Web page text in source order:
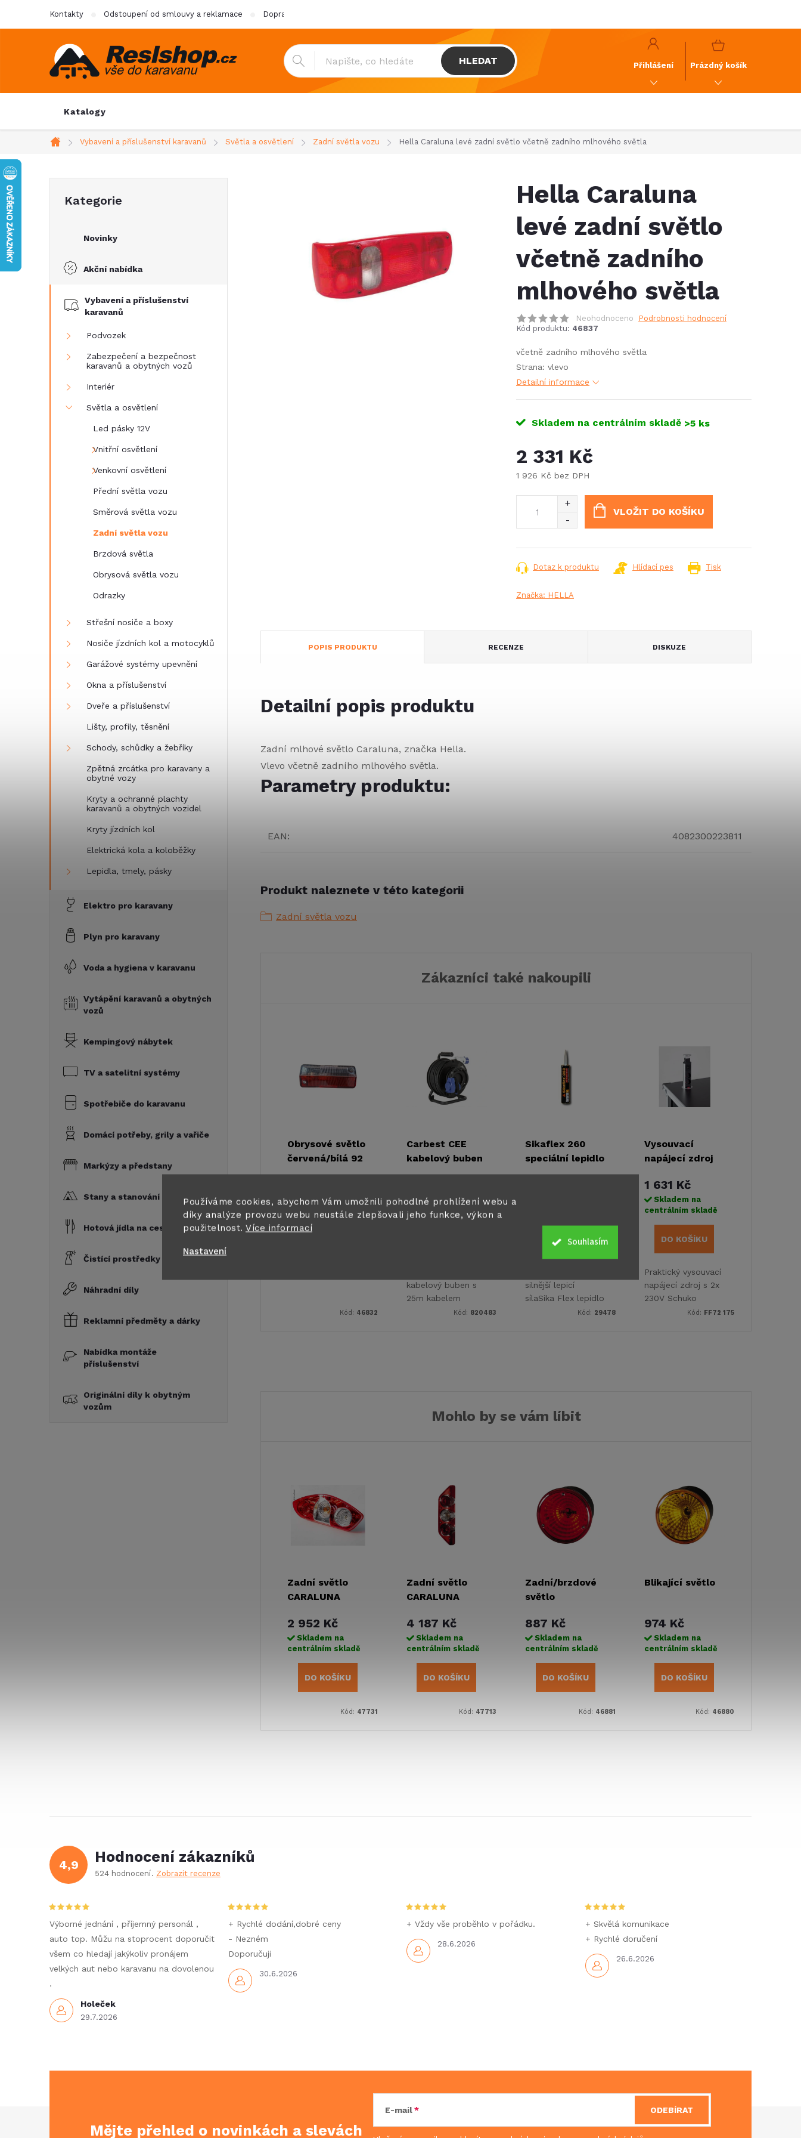
Používáme cookies, abychom Vám umožnili pohodlné prohlížení webu a
díky analýze provozu webu neustále zlepšovali jeho funkce, výkon a
použitelnost. Více informací
Nastavení
Souhlasím
Kontakty Odstoupení od smlouvy a reklamace Doprava & platba
HLEDAT Přihlášení
NÁKUPNÍ
Prázdný košík
Katalogy
Domů
Vybavení a příslušenství karavanů Světla a osvětlení Zadní světla vozu Hella Caraluna levé zadní světlo včetně zadního mlhového světla
t
kategorie
Kategorie
Novinky
Akční nabídka
Vybavení a příslušenství
karavanů
Podvozek
Zabezpečení a bezpečnost
karavanů a obytných vozů
Interiér
Světla a osvětlení
Led pásky 12V
Vnitřní osvětlení
Venkovní osvětlení
Přední světla vozu
Směrová světla vozu
Zadní světla vozu
Brzdová světla
Obrysová světla vozu
Odrazky
Střešní nosiče a boxy
Nosiče jízdních kol a motocyklů
Garážové systémy upevnění
Okna a příslušenství
Dveře a příslušenství
Lišty, profily, těsnění
Schody, schůdky a žebříky
Zpětná zrcátka pro karavany a
obytné vozy
Kryty a ochranné plachty
karavanů a obytných vozidel
Kryty jízdních kol
Elektrická kola a koloběžky
Lepidla, tmely, pásky
Elektro pro karavany
Plyn pro karavany
Voda a hygiena v karavanu
Vytápění karavanů a obytných
vozů
Kempingový nábytek
TV a satelitní systémy
Spotřebiče do karavanu
Domácí potřeby, grily a vařiče
Markýzy a předstany
Stany a stanování
Hotová jídla na cesty
Čistící prostředky a chemie
Náhradní díly
Reklamní předměty a dárky
Nabídka montáže
příslušenství
Originální díly k obytným
vozům
Hella Caraluna
levé zadní světlo
včetně zadního
mlhového světla
Neohodnoceno
Podrobnosti hodnocení
Kód produktu: 46837
včetně zadního mlhového světla
Strana: vlevo
Detailní informace
Skladem na centrálním skladě >5 ks
2 331 Kč
1 926 Kč bez DPH
VLOŽIT DO KOŠÍKU
Tisk
Dotaz k produktu Hlídací pes
Značka: HELLA
POPIS PRODUKTU RECENZE DISKUZE
Detailní popis produktu
Zadní mlhové světlo Caraluna, značka Hella.
Vlevo včetně zadního mlhového světla.
Parametry produktu:
EAN: 4082300223811
Produkt naleznete v této kategorii
Zadní světla vozu
Zákazníci také nakoupili
Obrysové světlo
červená/bílá 92
x 43 x 37 mm
Skladem ihned k
odeslání
Kód: 46832
Carbest CEE
kabelový buben
H07RN-F 3G2,5
úhlová spojka
Skladem na
centrálním skladě
kabelový buben s
25m kabelem
H07RN-F 3G2,5
Kód: 820483
Sikaflex 260
speciální lepidlo
černé, 300 ml
DO KOŠÍKU
silnější lepicí
sílaSika Flex lepidlo
a těsnicí hmota pro
Kód: 29478
Vysouvací
napájecí zdroj
1 631 Kč
Skladem na
centrálním skladě
DO KOŠÍKU
Praktický vysouvací
napájecí zdroj s 2x
230V Schuko
zásuvkami a 2x USB
Kód: FF72 175
Mohlo by se vám líbit
Zadní světlo
CARALUNA
2 952 Kč
Skladem na
centrálním skladě
DO KOŠÍKU
Kód: 47731
Zadní světlo
CARALUNA
4 187 Kč
Skladem na
centrálním skladě
DO KOŠÍKU
Kód: 47713
Zadní/brzdové
světlo
887 Kč
Skladem na
centrálním skladě
DO KOŠÍKU
Kód: 46881
Blikající světlo
974 Kč
Skladem na
centrálním skladě
DO KOŠÍKU
Kód: 46880
4,9 Hodnocení zákazníků
524 hodnocení Zobrazit recenze
Holeček
29.7.2026
Výborné jednání , příjemný personál ,
auto top. Můžu na stoprocent doporučit
všem co hledají jakýkoliv pronájem
velkých aut nebo karavanu na dovolenou
.
30.6.2026
+ Rychlé dodání,dobré ceny
- Nezném
Doporučuji
28.6.2026
+ Vždy vše proběhlo v pořádku.
26.6.2026
+ Skvělá komunikace
+ Rychlé doručení
Mějte přehled o novinkách a slevách
E-mail ODEBÍRAT